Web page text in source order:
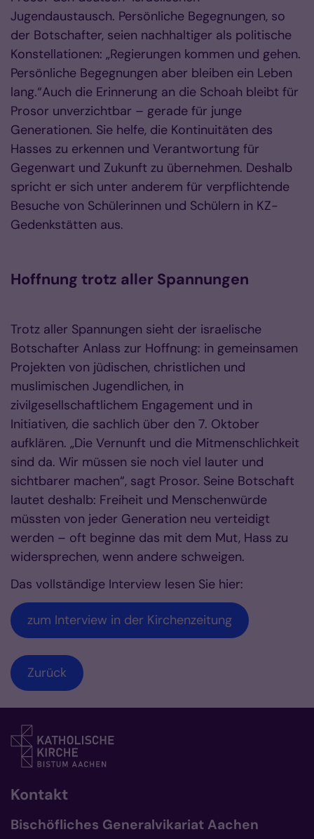
Jugendaustausch. Persönliche Begegnungen, so
der Botschafter, seien nachhaltiger als politische
Konstellationen: „Regierungen kommen und gehen.
Persönliche Begegnungen aber bleiben ein Leben
lang.“Auch die Erinnerung an die Schoah bleibt für
Prosor unverzichtbar – gerade für junge
Generationen. Sie helfe, die Kontinuitäten des
Hasses zu erkennen und Verantwortung für
Gegenwart und Zukunft zu übernehmen. Deshalb
spricht er sich unter anderem für verpflichtende
Besuche von Schülerinnen und Schülern in KZ-
Gedenkstätten aus.
Hoffnung trotz aller Spannungen
Trotz aller Spannungen sieht der israelische
Botschafter Anlass zur Hoffnung: in gemeinsamen
Projekten von jüdischen, christlichen und
muslimischen Jugendlichen, in
zivilgesellschaftlichem Engagement und in
Initiativen, die sachlich über den 7. Oktober
aufklären. „Die Vernunft und die Mitmenschlichkeit
sind da. Wir müssen sie noch viel lauter und
sichtbarer machen“, sagt Prosor. Seine Botschaft
lautet deshalb: Freiheit und Menschenwürde
müssten von jeder Generation neu verteidigt
werden – oft beginne das mit dem Mut, Hass zu
widersprechen, wenn andere schweigen.
Das vollständige Interview lesen Sie hier:
zum Interview in der Kirchenzeitung
Zurück
Kontakt
Bischöfliches Generalvikariat Aachen